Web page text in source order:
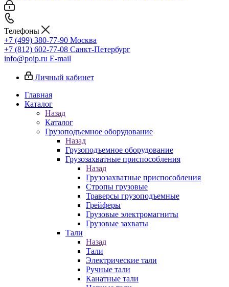
Телефоны
+7 (499) 380-77-90 Москва
+7 (812) 602-77-08 Санкт-Петербург
info@poip.ru E-mail
Личный кабинет
Главная
Каталог
Назад
Каталог
Грузоподъемное оборудование
Назад
Грузоподъемное оборудование
Грузозахватные приспособления
Назад
Грузозахватные приспособления
Стропы грузовые
Траверсы грузоподъемные
Грейферы
Грузовые электромагниты
Грузовые захваты
Тали
Назад
Тали
Электрические тали
Ручные тали
Канатные тали